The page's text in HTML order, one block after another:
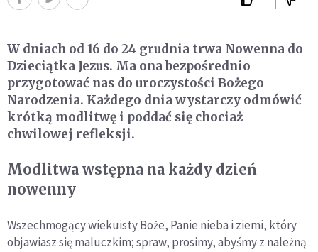
W dniach od 16 do 24 grudnia trwa Nowenna do
Dzieciątka Jezus. Ma ona bezpośrednio
przygotować nas do uroczystości Bożego
Narodzenia. Każdego dnia wystarczy odmówić
krótką modlitwę i poddać się chociaż
chwilowej refleksji.
Modlitwa wstępna na każdy dzień
nowenny
Wszechmogący wiekuisty Boże, Panie nieba i ziemi, który
objawiasz się maluczkim; spraw, prosimy, abyśmy z należną